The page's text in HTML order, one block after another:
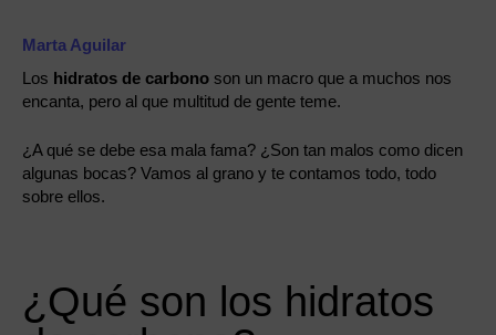
Marta Aguilar
Los hidratos de carbono son un macro que a muchos nos
encanta, pero al que multitud de gente teme.
¿A qué se debe esa mala fama? ¿Son tan malos como dicen
algunas bocas? Vamos al grano y te contamos todo, todo
sobre ellos.
¿Qué son los hidratos